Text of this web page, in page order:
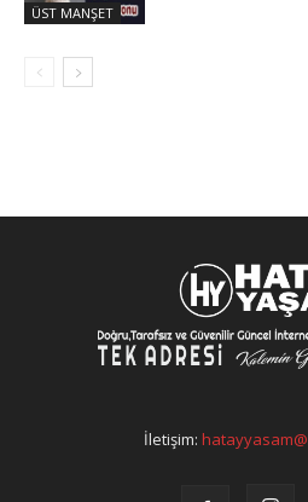
ÜST MANŞET
İletişim: